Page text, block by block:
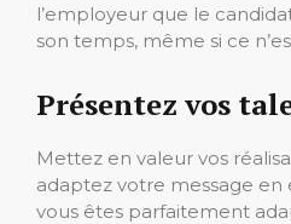
l’employeur que le
son temps, même si ce
Présentez vos
Mettez en valeur vos
adaptez votre message
vous êtes parfaitement